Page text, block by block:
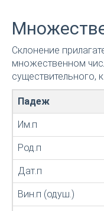
Склонение
множественном
существительного,
Падеж
Им.п
Род.п
Дат.п
Вин.п (одуш.)